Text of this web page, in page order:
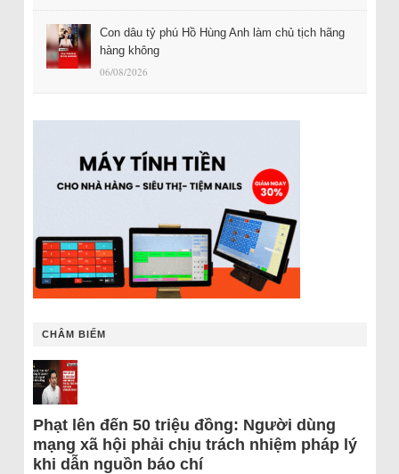
Con dâu tỷ phú Hồ Hùng Anh làm chủ tịch hãng
hàng không
06/08/2026
CHÂM BIẾM
Phạt lên đến 50 triệu đồng: Người dùng
mạng xã hội phải chịu trách nhiệm pháp lý
khi dẫn nguồn báo chí